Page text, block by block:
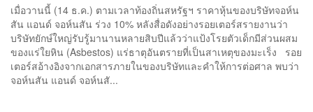
เมื่อวานนี้ (14 ธ.ค.) ตามเวลาท้องถิ่นสหรัฐฯ ราคาหุ้นของบริษัทจอห์น
สัน แอนด์ จอห์นสัน ร่วง 10% หลังสื่อดังอย่างรอยเตอร์สรายงานว่า
บริษัทยักษ์ใหญ่รับรู้มานานหลายสิบปีแล้วว่าแป้งโรยตัวเด็กมีส่วนผสม
ของแร่ใยหิน (Asbestos) แร่ธาตุอันตรายที่เป็นสาเหตุของมะเร็ง รอย
เตอร์สอ้างอิงจากเอกสารภายในของบริษัทและคำให้การต่อศาล พบว่า
จอห์นสัน แอนด์ จอห์นสั...